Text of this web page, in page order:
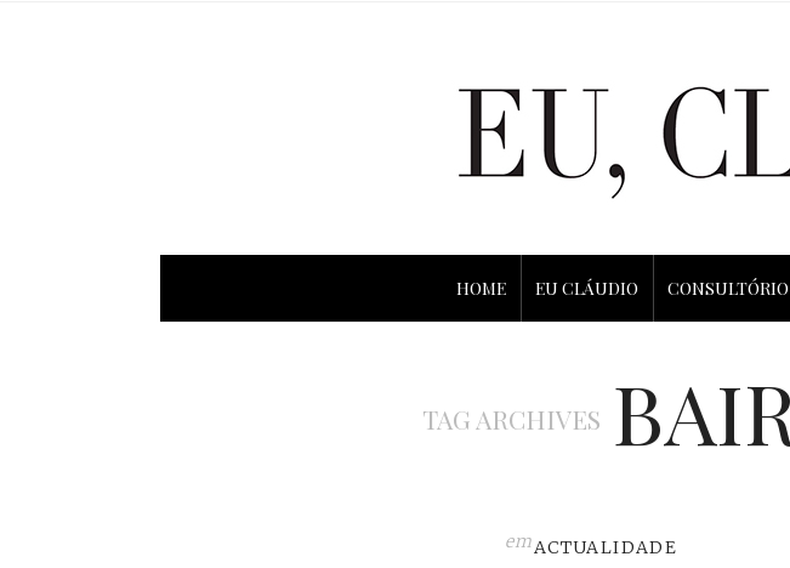
HOME EU CLÁUDIO CONSULTÓRIO
TAG ARCHIVES
emACTUALIDADE